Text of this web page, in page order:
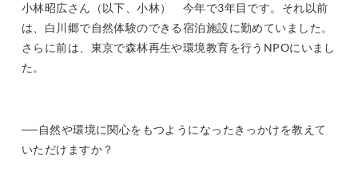
小林昭広さん（以下、小林） 今年で3年目です。それ以前
は、白川郷で自然体験のできる宿泊施設に勤めていました。
さらに前は、東京で森林再生や環境教育を行う NPOにいまし
た。
──自然や環境に関心をもつようになったきっかけを教えて
いただけますか？